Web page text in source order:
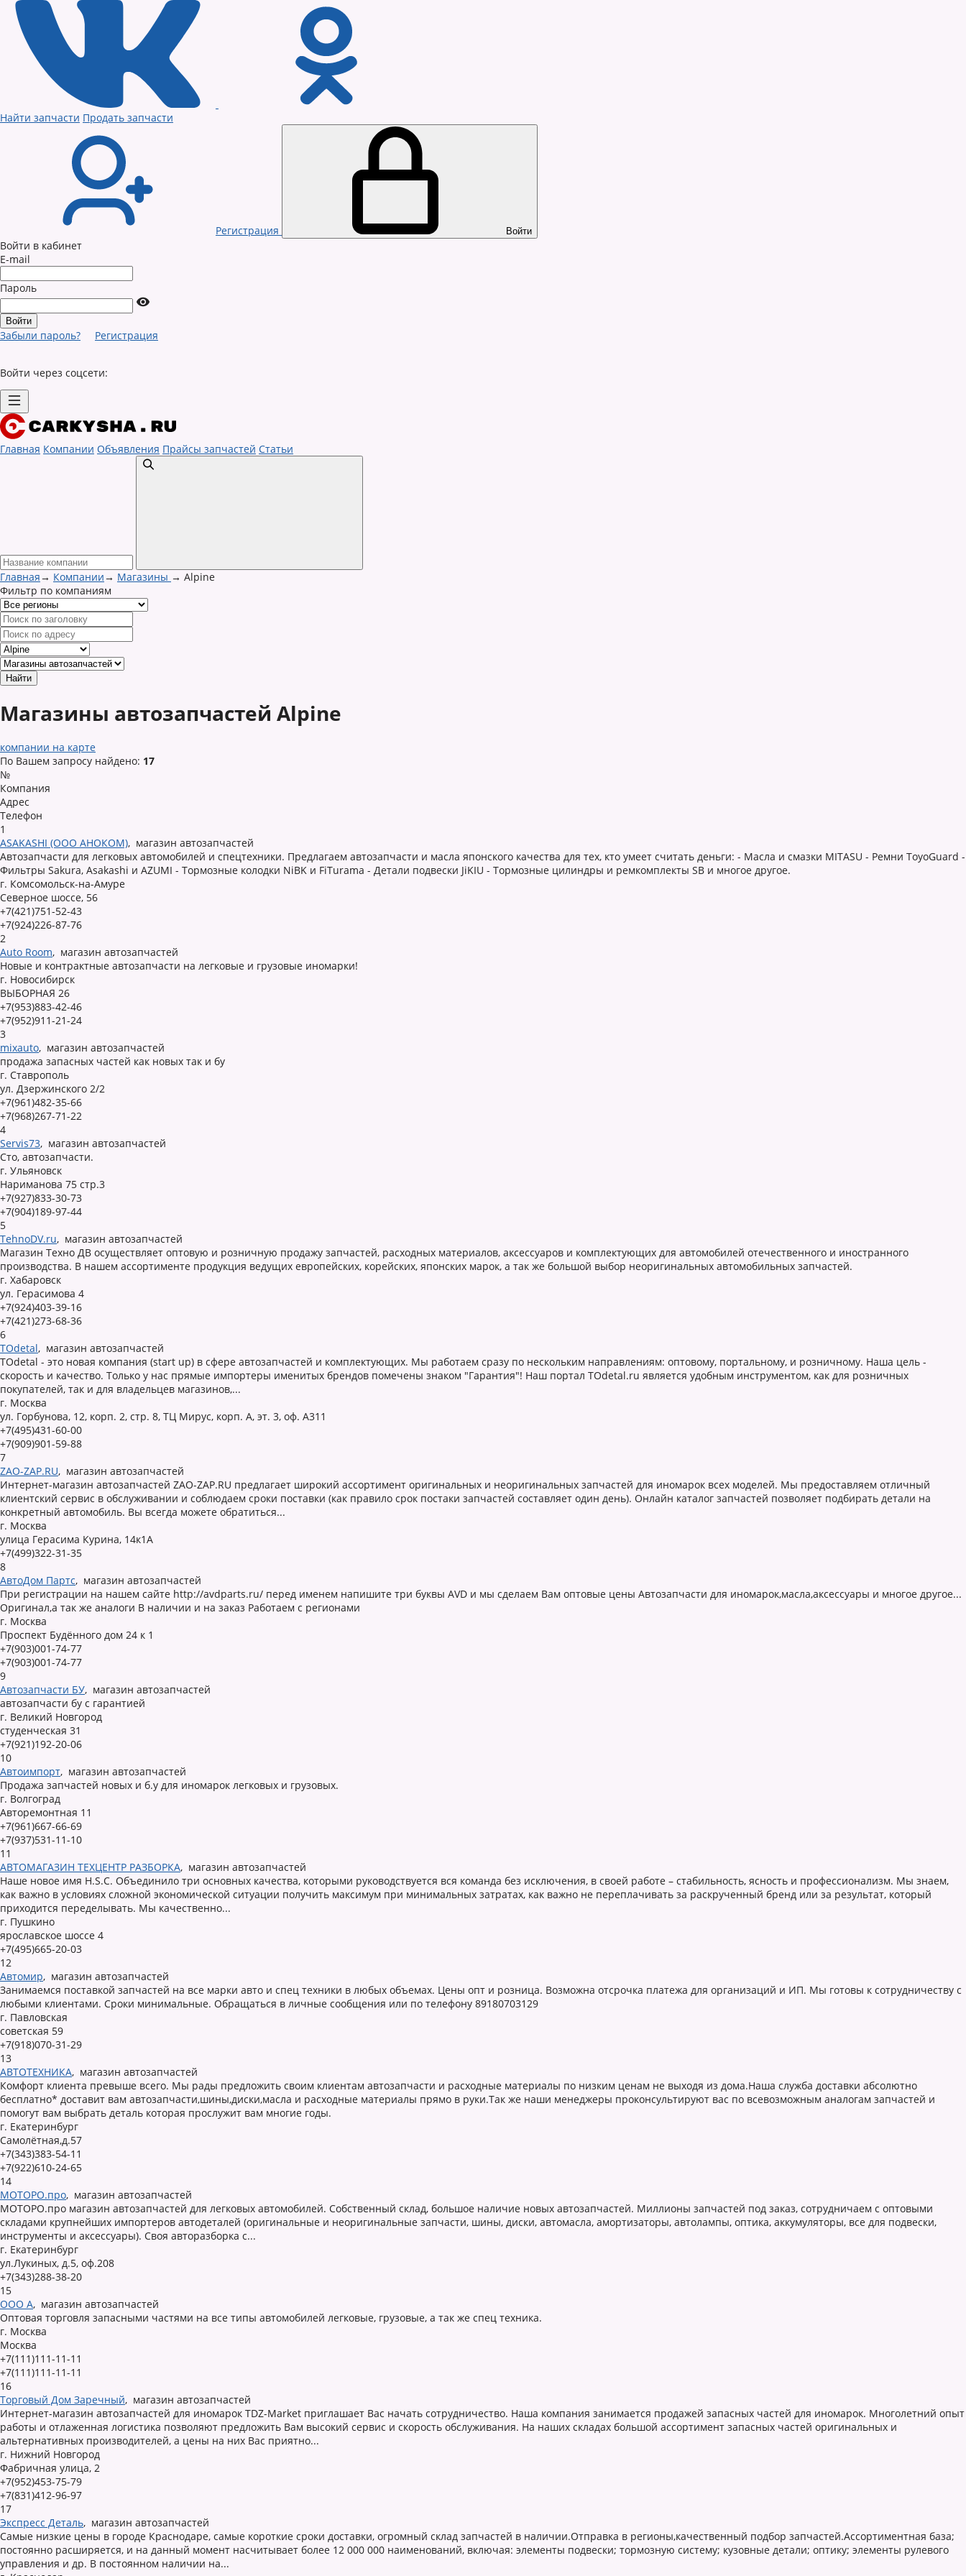
Найти запчасти Продать запчасти
Регистрация Войти
Войти в кабинет
E-mail
Пароль
Забыли пароль? Регистрация
Войти через соцсети:
Главная Компании Объявления Прайсы запчастей Статьи
Главная→ Компании→ Магазины → Alpine
Фильтр по компаниям
Магазины автозапчастей Alpine
компании на карте
По Вашем запросу найдено: 17
№
Компания
Адрес
Телефон
1
ASAKASHI (ООО АНОКОМ), магазин автозапчастей
Автозапчасти для легковых автомобилей и спецтехники. Предлагаем автозапчасти и масла японского качества для тех, кто умеет считать деньги: - Масла и смазки MITASU - Ремни ToyoGuard -
Фильтры Sakura, Asakashi и AZUMI - Тормозные колодки NiBK и FiTurama - Детали подвески JiKIU - Тормозные цилиндры и ремкомплекты SB и многое другое.
г. Комсомольск-на-Амуре
Северное шоссе, 56
+7(421)751-52-43
+7(924)226-87-76
2
Auto Room, магазин автозапчастей
Новые и контрактные автозапчасти на легковые и грузовые иномарки!
г. Новосибирск
ВЫБОРНАЯ 26
+7(953)883-42-46
+7(952)911-21-24
3
mixauto, магазин автозапчастей
продажа запасных частей как новых так и бу
г. Ставрополь
ул. Дзержинского 2/2
+7(961)482-35-66
+7(968)267-71-22
4
Servis73, магазин автозапчастей
Сто, автозапчасти.
г. Ульяновск
Нариманова 75 стр.3
+7(927)833-30-73
+7(904)189-97-44
5
TehnoDV.ru, магазин автозапчастей
Магазин Техно ДВ осуществляет оптовую и розничную продажу запчастей, расходных материалов, аксессуаров и комплектующих для автомобилей отечественного и иностранного
производства. В нашем ассортименте продукция ведущих европейских, корейских, японских марок, а так же большой выбор неоригинальных автомобильных запчастей.
г. Хабаровск
ул. Герасимова 4
+7(924)403-39-16
+7(421)273-68-36
6
TOdetal, магазин автозапчастей
TOdetal - это новая компания (start up) в сфере автозапчастей и комплектующих. Мы работаем сразу по нескольким направлениям: оптовому, портальному, и розничному. Наша цель -
скорость и качество. Только у нас прямые импортеры именитых брендов помечены знаком "Гарантия"! Наш портал TOdetal.ru является удобным инструментом, как для розничных
покупателей, так и для владельцев магазинов,...
г. Москва
ул. Горбунова, 12, корп. 2, стр. 8, ТЦ Мирус, корп. А, эт. 3, оф. А311
+7(495)431-60-00
+7(909)901-59-88
7
ZAO-ZAP.RU, магазин автозапчастей
Интернет-магазин автозапчастей ZAO-ZAP.RU предлагает широкий ассортимент оригинальных и неоригинальных запчастей для иномарок всех моделей. Мы предоставляем отличный
клиентский сервис в обслуживании и соблюдаем сроки поставки (как правило срок постаки запчастей составляет один день). Онлайн каталог запчастей позволяет подбирать детали на
конкретный автомобиль. Вы всегда можете обратиться...
г. Москва
улица Герасима Курина, 14к1А
+7(499)322-31-35
8
АвтоДом Партс, магазин автозапчастей
При регистрации на нашем сайте http://avdparts.ru/ перед именем напишите три буквы AVD и мы сделаем Вам оптовые цены Автозапчасти для иномарок,масла,аксессуары и многое другое...
Оригинал,а так же аналоги В наличии и на заказ Работаем с регионами
г. Москва
Проспект Будённого дом 24 к 1
+7(903)001-74-77
+7(903)001-74-77
9
Автозапчасти БУ, магазин автозапчастей
автозапчасти бу с гарантией
г. Великий Новгород
студенческая 31
+7(921)192-20-06
10
Автоимпорт, магазин автозапчастей
Продажа запчастей новых и б.у для иномарок легковых и грузовых.
г. Волгоград
Авторемонтная 11
+7(961)667-66-69
+7(937)531-11-10
11
АВТОМАГАЗИН ТЕХЦЕНТР РАЗБОРКА, магазин автозапчастей
Наше новое имя H.S.C. Объединило три основных качества, которыми руководствуется вся команда без исключения, в своей работе – стабильность, ясность и профессионализм. Мы знаем,
как важно в условиях сложной экономической ситуации получить максимум при минимальных затратах, как важно не переплачивать за раскрученный бренд или за результат, который
приходится переделывать. Мы качественно...
г. Пушкино
ярославское шоссе 4
+7(495)665-20-03
12
Автомир, магазин автозапчастей
Занимаемся поставкой запчастей на все марки авто и спец техники в любых объемах. Цены опт и розница. Возможна отсрочка платежа для организаций и ИП. Мы готовы к сотрудничеству с
любыми клиентами. Сроки минимальные. Обращаться в личные сообщения или по телефону 89180703129
г. Павловская
советская 59
+7(918)070-31-29
13
АВТОТЕХНИКА, магазин автозапчастей
Комфорт клиента превыше всего. Мы рады предложить своим клиентам автозапчасти и расходные материалы по низким ценам не выходя из дома.Наша служба доставки абсолютно
бесплатно* доставит вам автозапчасти,шины,диски,масла и расходные материалы прямо в руки.Так же наши менеджеры проконсультируют вас по всевозможным аналогам запчастей и
помогут вам выбрать деталь которая прослужит вам многие годы.
г. Екатеринбург
Самолётная,д.57
+7(343)383-54-11
+7(922)610-24-65
14
МОТОРО.про, магазин автозапчастей
МОТОРО.про магазин автозапчастей для легковых автомобилей. Собственный склад, большое наличие новых автозапчастей. Миллионы запчастей под заказ, сотрудничаем с оптовыми
складами крупнейших импортеров автодеталей (оригинальные и неоригинальные запчасти, шины, диски, автомасла, амортизаторы, автолампы, оптика, аккумуляторы, все для подвески,
инструменты и аксессуары). Своя авторазборка с...
г. Екатеринбург
ул.Лукиных, д.5, оф.208
+7(343)288-38-20
15
ООО А, магазин автозапчастей
Оптовая торговля запасными частями на все типы автомобилей легковые, грузовые, а так же спец техника.
г. Москва
Москва
+7(111)111-11-11
+7(111)111-11-11
16
Торговый Дом Заречный, магазин автозапчастей
Интернет-магазин автозапчастей для иномарок TDZ-Market приглашает Вас начать сотрудничество. Наша компания занимается продажей запасных частей для иномарок. Многолетний опыт
работы и отлаженная логистика позволяют предложить Вам высокий сервис и скорость обслуживания. На наших складах большой ассортимент запасных частей оригинальных и
альтернативных производителей, а цены на них Вас приятно...
г. Нижний Новгород
Фабричная улица, 2
+7(952)453-75-79
+7(831)412-96-97
17
Экспресс Деталь, магазин автозапчастей
Самые низкие цены в городе Краснодаре, самые короткие сроки доставки, огромный склад запчастей в наличии.Отправка в регионы,качественный подбор запчастей.Ассортиментная база;
постоянно расширяется, и на данный момент насчитывает более 12 000 000 наименований, включая: элементы подвески; тормозную систему; кузовные детали; оптику; элементы рулевого
управления и др. В постоянном наличии на...